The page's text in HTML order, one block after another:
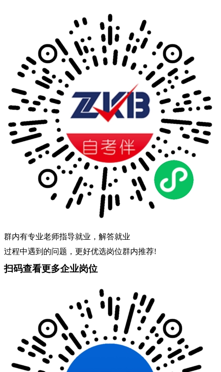
群内有专业老师指导就业，解答就业
过程中遇到的问题，更好优选岗位群内推荐!
扫码查看更多企业岗位